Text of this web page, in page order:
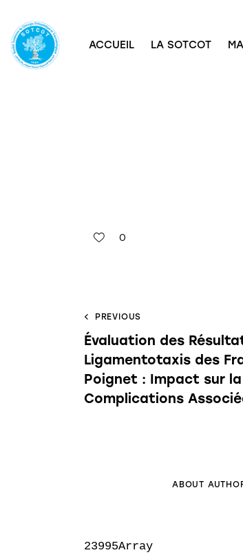
ACCUEIL LA SOTCOT
0
PREVIOUS
Évaluation des
Ligamentotaxis des
Poignet : Impact sur
Complications
ABOUT
23995Array